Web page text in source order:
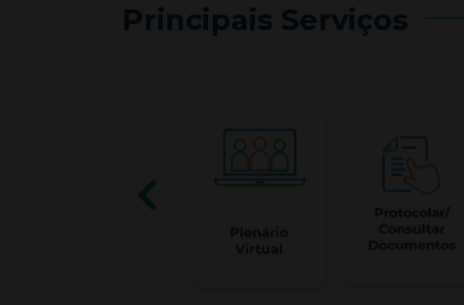
Principais Serviços